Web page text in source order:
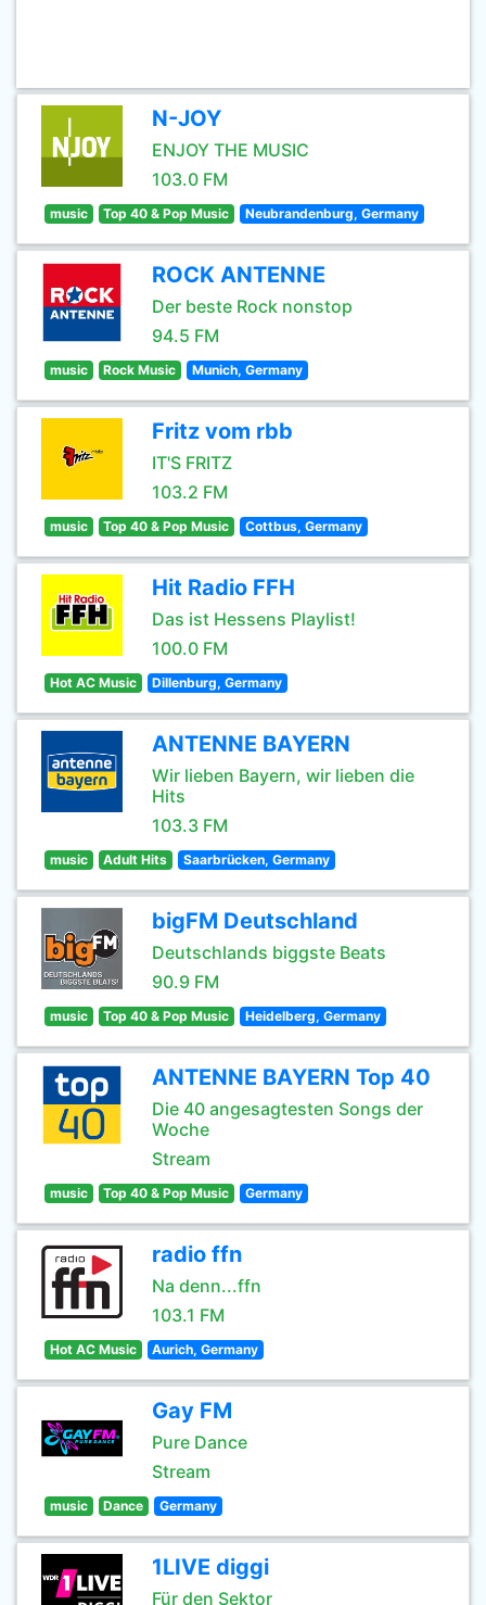
N-JOY
ENJOY THE MUSIC
103.0 FM
music Top 40 & Pop Music Neubrandenburg, Germany
ROCK ANTENNE
Der beste Rock nonstop
94.5 FM
music Rock Music Munich, Germany
Fritz vom rbb
IT'S FRITZ
103.2 FM
music Top 40 & Pop Music Cottbus, Germany
Hit Radio FFH
Das ist Hessens Playlist!
100.0 FM
Hot AC Music Dillenburg, Germany
ANTENNE BAYERN
Wir lieben Bayern, wir lieben die
Hits
103.3 FM
music Adult Hits Saarbrücken, Germany
bigFM Deutschland
Deutschlands biggste Beats
90.9 FM
music Top 40 & Pop Music Heidelberg, Germany
ANTENNE BAYERN Top 40
Die 40 angesagtesten Songs der
Woche
Stream
music Top 40 & Pop Music Germany
radio ffn
Na denn...ffn
103.1 FM
Hot AC Music Aurich, Germany
Gay FM
Pure Dance
Stream
music Dance Germany
1LIVE diggi
Für den Sektor